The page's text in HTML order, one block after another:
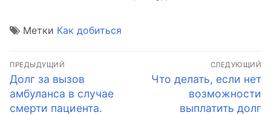
Метки Как добиться
Навигация
по
записям
ПРЕДЫДУЩИЙ
Предыдущая
запись:
Долг за вызов
амбуланса в случае
смерти пациента.
СЛЕДУЮЩИЙ
Следующая
Что делать, если нет
возможности
выплатить долг